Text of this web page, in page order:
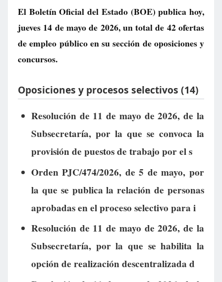
El Boletín Oficial del Estado (BOE) publica hoy,
jueves 14 de mayo de 2026, un total de 42 ofertas
de empleo públicoen su sección de oposiciones y
concursos.
Oposiciones y procesos selectivos (14)
Resolución de 11 de mayo de 2026, de la
Subsecretaría, por la que se convoca la
provisión de puestos de trabajo por el s
Orden PJC/474/2026, de 5 de mayo, por
la que se publica la relación de personas
aprobadas en el proceso selectivo para i
Resolución de 11 de mayo de 2026, de la
Subsecretaría, por la que se habilita la
opción de realización descentralizada d